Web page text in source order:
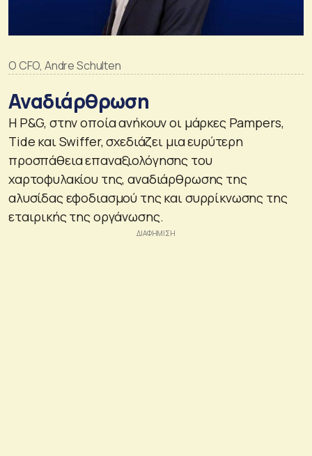
O CFO, Andre Schulten
Αναδιάρθρωση
Η P&G, στην οποία ανήκουν οι μάρκες Pampers,
Tide και Swiffer, σχεδιάζει μια ευρύτερη
προσπάθεια επαναξιολόγησης του
χαρτοφυλακίου της, αναδιάρθρωσης της
αλυσίδας εφοδιασμού της και συρρίκνωσης της
εταιρικής της οργάνωσης.